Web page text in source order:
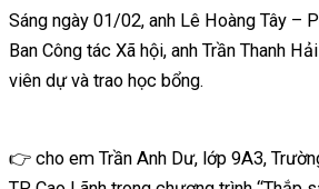
Sáng ngày 01/02, anh Lê Hoàng Tây –
Ban Công tác Xã hội, anh Trần Thanh
viên dự và trao học bổng.
👉 cho em Trần Anh Dư, lớp 9A3,